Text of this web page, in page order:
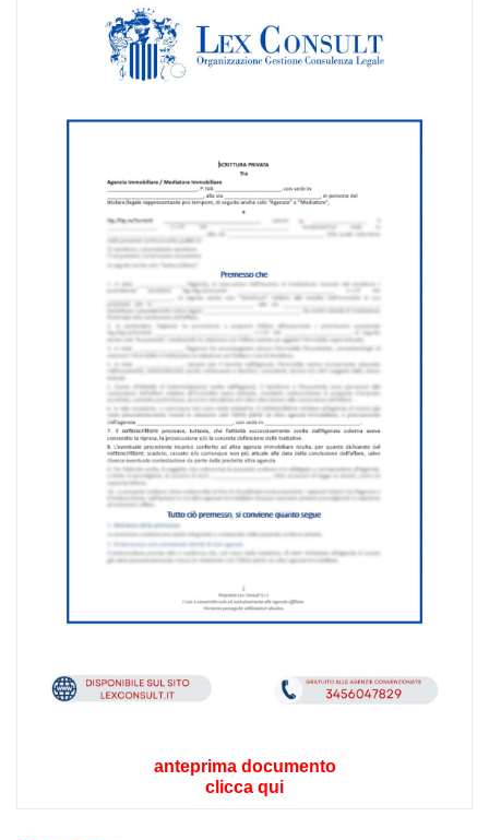
anteprima documento
clicca qui